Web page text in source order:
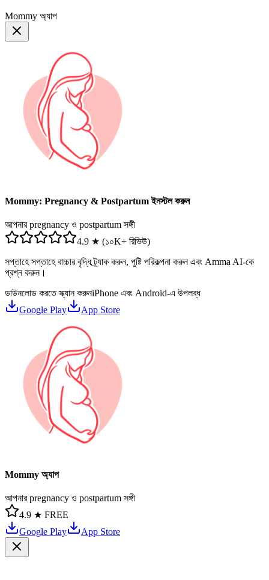
Mommy অ্যাপ
Mommy: Pregnancy & Postpartum ইনস্টল করুন
আপনার pregnancy ও postpartum সঙ্গী
4.9 ★ (১০K+ রিভিউ)
সপ্তাহে সপ্তাহে বাচ্চার বৃদ্ধি ট্র্যাক করুন, পুষ্টি পরিকল্পনা করুন এবং Amma AI-কে
প্রশ্ন করুন।
ডাউনলোড করতে স্ক্যান করুনiPhone এবং Android-এ উপলব্ধ
Google Play
App Store
Mommy অ্যাপ
আপনার pregnancy ও postpartum সঙ্গী
4.9 ★ FREE
Google Play
App Store